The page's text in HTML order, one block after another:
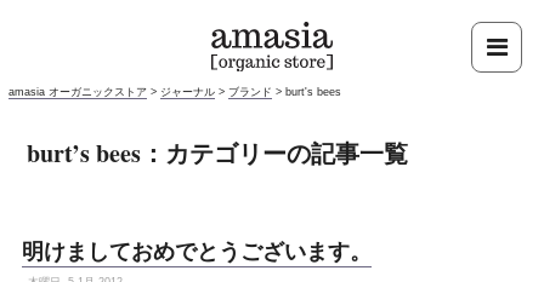
amasia オーガニックストア > ジャーナル > ブランド > burt's bees
burt’s bees：カテゴリーの記事一覧
明けましておめでとうございます。